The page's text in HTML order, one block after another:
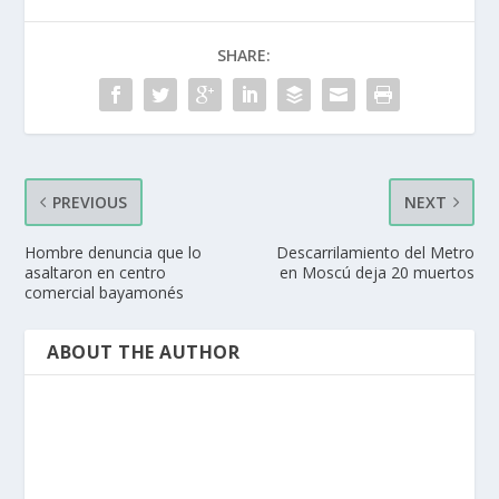
SHARE:
PREVIOUS
Hombre denuncia que lo
asaltaron en centro
comercial bayamonés
NEXT
Descarrilamiento del Metro
en Moscú deja 20 muertos
ABOUT THE AUTHOR